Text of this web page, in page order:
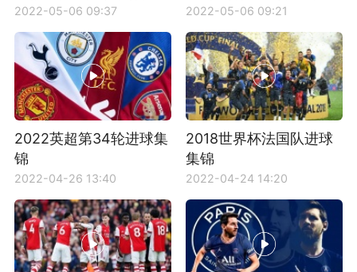
锦
2022-05-06 09:37 2022-05-06 09:21
2022英超第34轮进球集
锦
2022-04-26 13:40
2018世界杯法国队进球
集锦
2022-04-24 14:20